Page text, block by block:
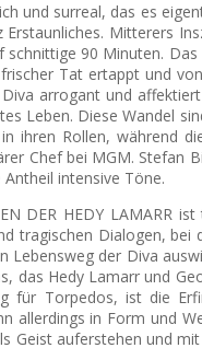
und surreal, das es
Mitterers
90 Minuten.
Tat ertappt und
arrogant und
Leben. Diese Wandel
ihren Rollen, während
Chef bei MGM. Stefan
intensive Töne.
DER HEDY LAMARR
tragischen Dialogen,
Lebensweg der Diva
das Hedy Lamarr und
für Torpedos, ist die
allerdings in Form und
Geist auferstehen und